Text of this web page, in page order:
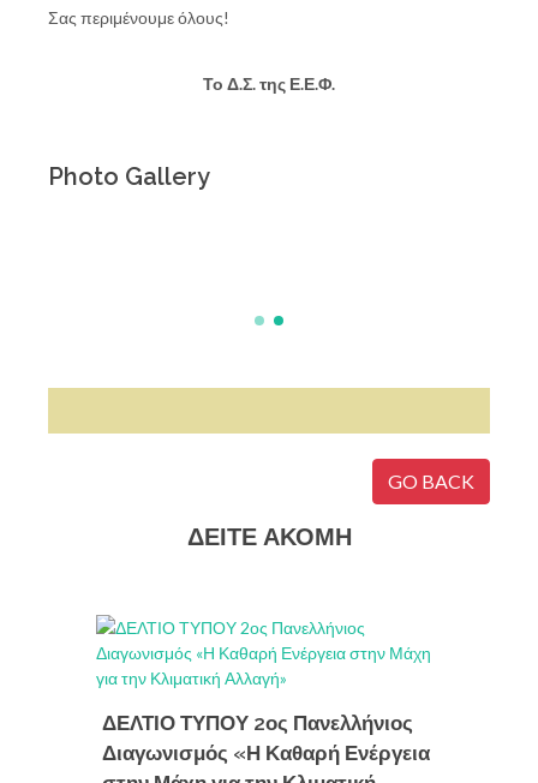
Σας περιμένουμε όλους!
Το Δ.Σ. της Ε.Ε.Φ.
Photo Gallery
GO BACK
ΔΕΙΤΕ ΑΚΟΜΗ
ΔΕΛΤΙΟ ΤΥΠΟΥ 2ος Πανελλήνιος
Διαγωνισμός «Η Καθαρή Ενέργεια